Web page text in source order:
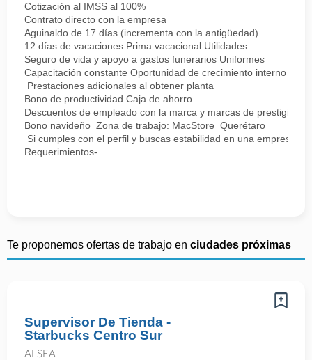
Cotización al IMSS al 100%
Contrato directo con la empresa
Aguinaldo de 17 días (incrementa con la antigüedad)
12 días de vacaciones Prima vacacional Utilidades
Seguro de vida y apoyo a gastos funerarios Uniformes
Capacitación constante Oportunidad de crecimiento interno
Prestaciones adicionales al obtener planta
Bono de productividad Caja de ahorro
Descuentos de empleado con la marca y marcas de prestigio
Bono navideño Zona de trabajo: MacStore Querétaro
Si cumples con el perfil y buscas estabilidad en una empresa
Requerimientos- ...
Te proponemos ofertas de trabajo en ciudades próximas
Supervisor De Tienda -
Starbucks Centro Sur
ALSEA